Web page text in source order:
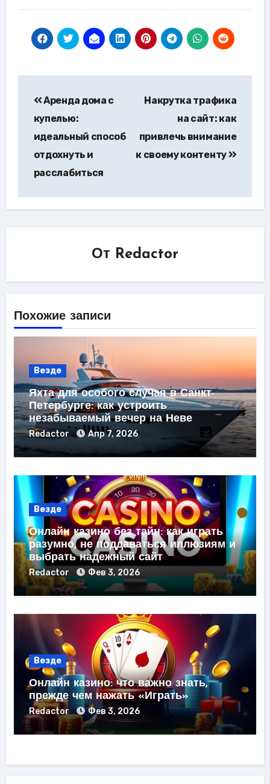
по
записям
Аренда дома с
купелью:
идеальный способ
отдохнуть и
расслабиться
Накрутка трафика
на сайт: как
привлечь внимание
к своему контенту
От Redactor
Похожие записи
Везде
Яхта для особого случая в Санкт-
Петербурге: как устроить
незабываемый вечер на Неве
Redactor Апр 7, 2026
Везде
Онлайн казино без тайн: как играть
разумно, не поддаваться иллюзиям и
выбрать надежный сайт
Redactor Фев 3, 2026
Везде
Онлайн казино: что важно знать,
прежде чем нажать «Играть»
Redactor Фев 3, 2026